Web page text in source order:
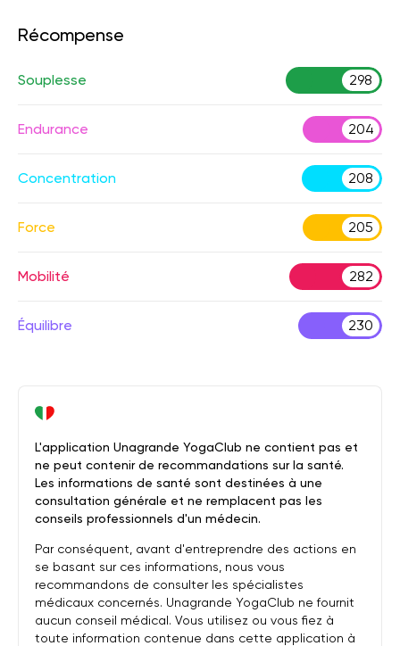
Récompense
Souplesse 298
Endurance 204
Concentration 208
Force 205
Mobilité 282
Équilibre 230
L'application Unagrande YogaClub ne contient pas et
ne peut contenir de recommandations sur la santé.
Les informations de santé sont destinées à une
consultation générale et ne remplacent pas les
conseils professionnels d'un médecin.
Par conséquent, avant d'entreprendre des actions en
se basant sur ces informations, nous vous
recommandons de consulter les spécialistes
médicaux concernés. Unagrande YogaClub ne fournit
aucun conseil médical. Vous utilisez ou vous fiez à
toute information contenue dans cette application à